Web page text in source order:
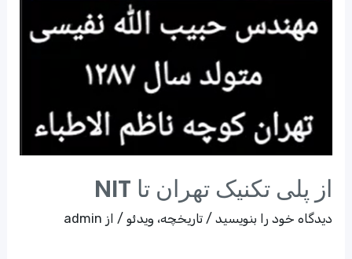
از پلی تکنیک تهران تا NIT
دیدگاه‌ خود را بنویسید /تاریخچه، ویدئو / از admin